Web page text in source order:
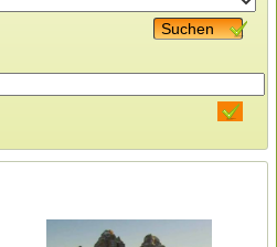
Suchen